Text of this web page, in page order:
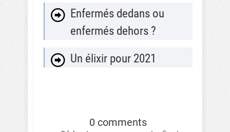
Enfermés dedans ou
enfermés dehors ?
Un élixir pour 2021
0 comments